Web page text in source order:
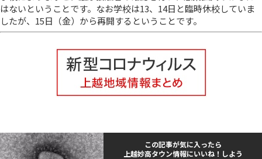
はないということです。なお学校は13、14日と臨時休校していま
したが、15日（金）から再開するということです。
この記事が気に入ったら
上越妙高タウン情報にいいね！しよう